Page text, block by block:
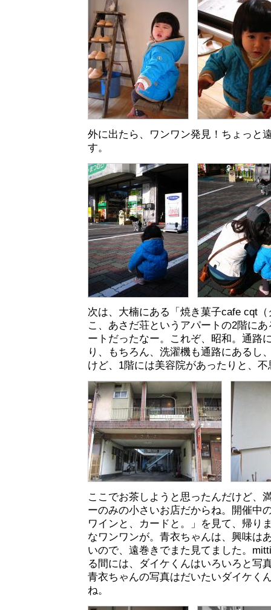
外に出たら、ワンワン発見！ちょっと
す。
次は、大楠にある「焼き菓子cafe cqt
こ、あさだ荘というアパートの2階に
ートだったなー。これぞ、昭和。通路
り、もちろん、洗濯機も通路にあるし
けど、1階には美容院があったりと、
ここでお茶しようと思ったんだけど、
ーのみの小さいお店だからね。開催中
ワインと、カードと。」を見て、帰り
なワンワンが。青衣ちゃんは、興味は
いので、遠巻きでまた見てました。
る間には、ダイケくんはいろいろと写
青衣ちゃんの写真はだいたいダイケく
ね。